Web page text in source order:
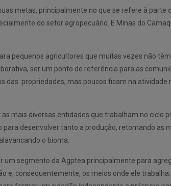
metas, principalmente no que se refere à parte
do setor agropecuário. E Minas do
pequenos agricultores que muitas vezes não
ser um ponto de referência para as
das propriedades, mas poucos ficam na
mais diversas entidades que trabalham no ciclo
desenvolver tanto a produção, retomando as
o bioma.
segmento da Agptea principalmente para
consequentemente, os meios onde ele